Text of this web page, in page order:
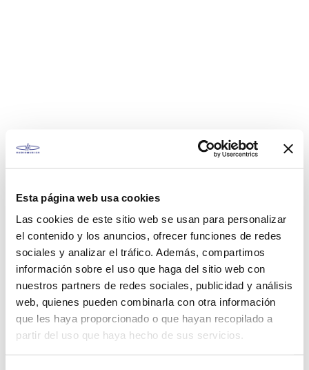
Esta página web usa cookies
Las cookies de este sitio web se usan para personalizar
el contenido y los anuncios, ofrecer funciones de redes
sociales y analizar el tráfico. Además, compartimos
información sobre el uso que haga del sitio web con
nuestros partners de redes sociales, publicidad y análisis
web, quienes pueden combinarla con otra información
que les haya proporcionado o que hayan recopilado a
partir del uso que haya hecho de sus servicios.